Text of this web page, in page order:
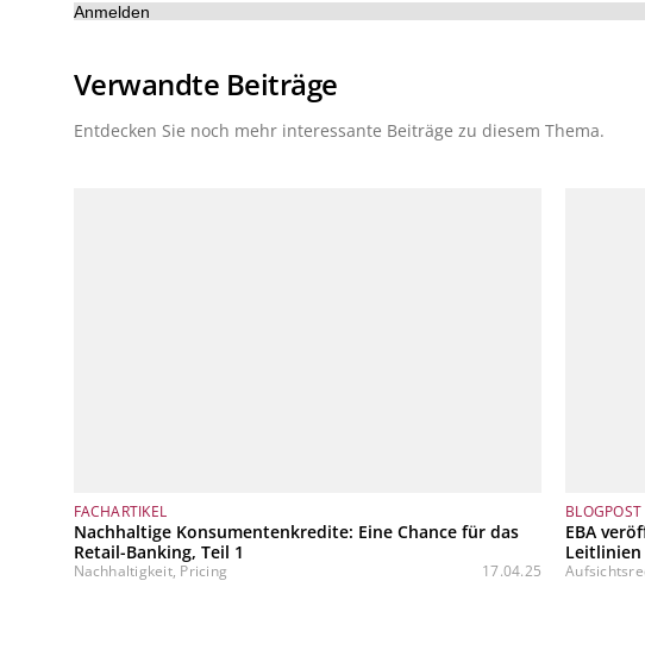
Anmelden
Verwandte Beiträge
Entdecken Sie noch mehr interessante Beiträge zu diesem Thema.
FACHARTIKEL
Nachhaltige Konsumentenkredite: Eine Chance für das
Retail-Banking, Teil 1
Nachhaltigkeit, Pricing 17.04.25
BLOGPOST
EBA
Leitlinien